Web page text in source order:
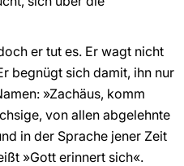
er tut es. Er wagt nicht
begnügt sich damit, ihn nur
»Zachäus, komm
von allen abgelehnte
in der Sprache jener Zeit
»Gott erinnert sich«.